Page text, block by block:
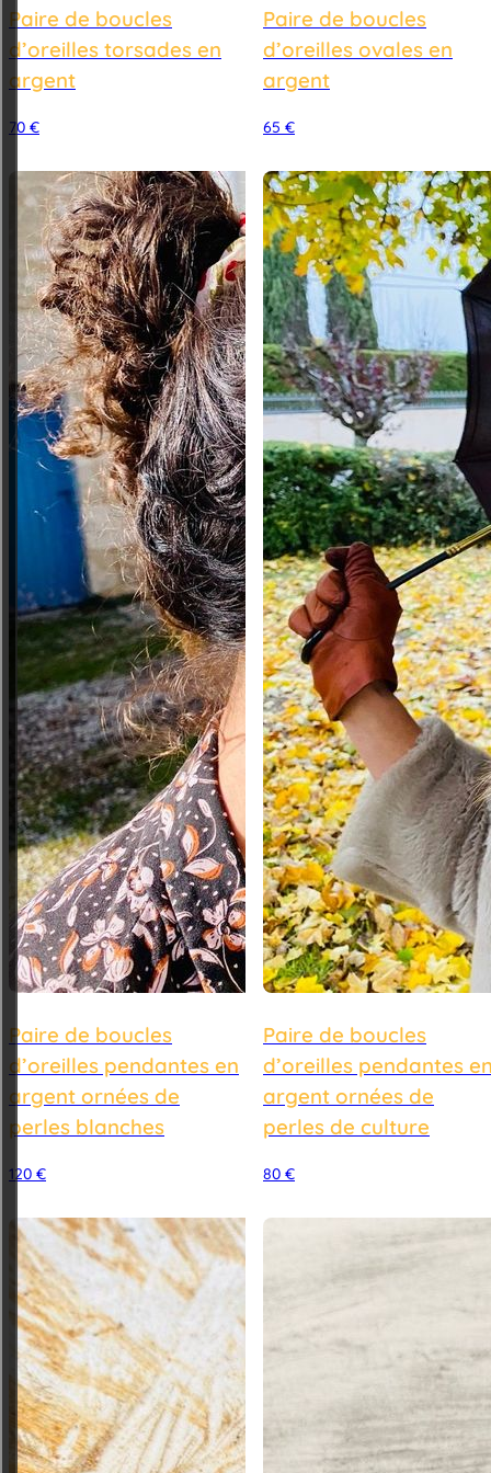
Paire de boucles
d’oreilles torsades en
argent
70 €
Paire de boucles
d’oreilles ovales en
argent
65 €
Paire de boucles
d’oreilles pendantes en
argent ornées de
perles blanches
120 €
Paire de boucles
d’oreilles pendantes
argent ornées de
perles de culture
80 €